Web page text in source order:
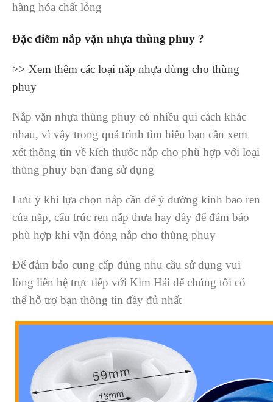
hàng hóa chất lỏng
Đặc điểm nắp vặn nhựa thùng phuy ?
>> Xem thêm các loại nắp nhựa dùng cho thùng
phuy
Nắp vặn nhựa thùng phuy có nhiều qui cách khác
nhau, vì vậy trong quá trình tìm hiểu bạn cần xem
xét thông tin về kích thước nắp cho phù hợp với loại
thùng phuy bạn đang sử dụng
Lưu ý khi lựa chọn nắp cần để ý đường kính bao ren
của nắp, cấu trúc ren nắp thưa hay dầy để đảm bảo
phù hợp khi vặn đóng nắp cho thùng phuy
Để đảm bảo cung cấp đúng nhu cầu sử dụng vui
lòng liên hệ trực tiếp với Kim Hải để chúng tôi có
thể hỗ trợ bạn thông tin đầy đủ nhất